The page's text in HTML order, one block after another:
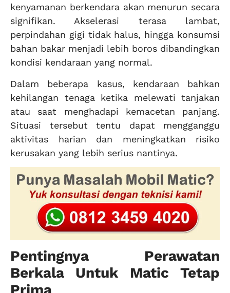
kenyamanan berkendara akan menurun secara
signifikan. Akselerasi terasa lambat,
perpindahan gigi tidak halus, hingga konsumsi
bahan bakar menjadi lebih boros dibandingkan
kondisi kendaraan yang normal.
Dalam beberapa kasus, kendaraan bahkan
kehilangan tenaga ketika melewati tanjakan
atau saat menghadapi kemacetan panjang.
Situasi tersebut tentu dapat mengganggu
aktivitas harian dan meningkatkan risiko
kerusakan yang lebih serius nantinya.
Pentingnya Perawatan
Berkala Untuk Matic Tetap